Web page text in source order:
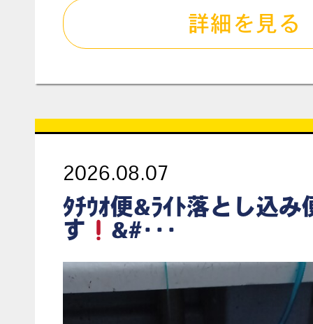
詳細を見る
2026.08.07
ﾀﾁｳｵ便&ﾗｲﾄ落とし込み
す
&#･･･